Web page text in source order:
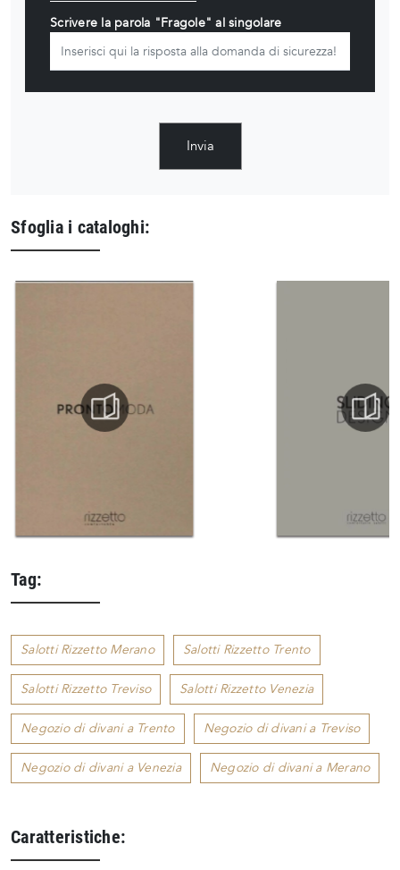
Scrivere la parola "Fragole" al singolare
Invia
Sfoglia i cataloghi:
Tag:
Salotti Rizzetto Merano Salotti Rizzetto Trento
Salotti Rizzetto Treviso Salotti Rizzetto Venezia
Negozio di divani a Trento Negozio di divani a Treviso
Negozio di divani a Venezia Negozio di divani a Merano
Caratteristiche: